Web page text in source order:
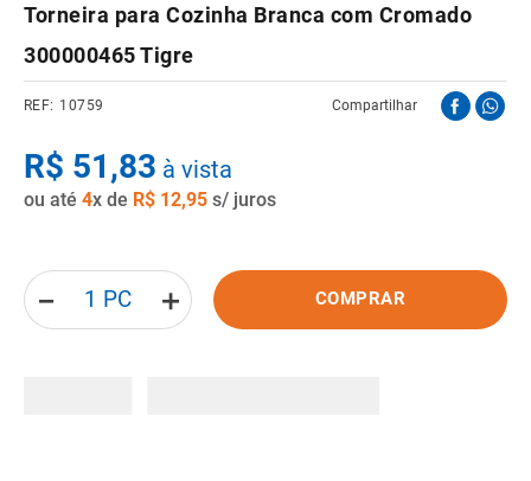
Torneira para Cozinha Branca com Cromado
300000465 Tigre
10759 Compartilhar
R$ 51 ,83 à vista
ou até 4x de R$ 12,95 s/ juros
＋
－ COMPRAR
4º vaso sanitário
5º revestimento
8º gabinete banheiro